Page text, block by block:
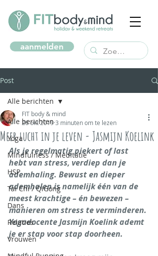
aanmelden
Post
Alle berichten
Yoga
Mindfulness / Meditatie
HSP
Tai Chi / QiGong
Dans
Relaties
Vrouwen
Alle berichten
Meer lucht in je leven - Jasmijn Koelink
FIT body & mind
26 okt 2019 3 minuten om te lezen
Als je regelmatig piekert of last
hebt van stress, verdiep dan je
ademhaling. Bewust en dieper
ademhalen is namelijk één van de
meest krachtige – én bewezen –
manieren om stress te verminderen.
Yogadocente Jasmijn Koelink ademt
je er stap voor stap doorheen.